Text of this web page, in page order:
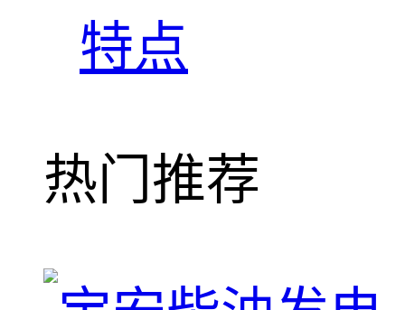
特点
热门推荐